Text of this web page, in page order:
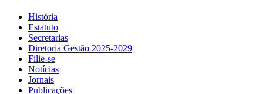
História
Estatuto
Secretarias
Diretoria Gestão 2025-2029
Filie-se
Notícias
Jornais
Publicações